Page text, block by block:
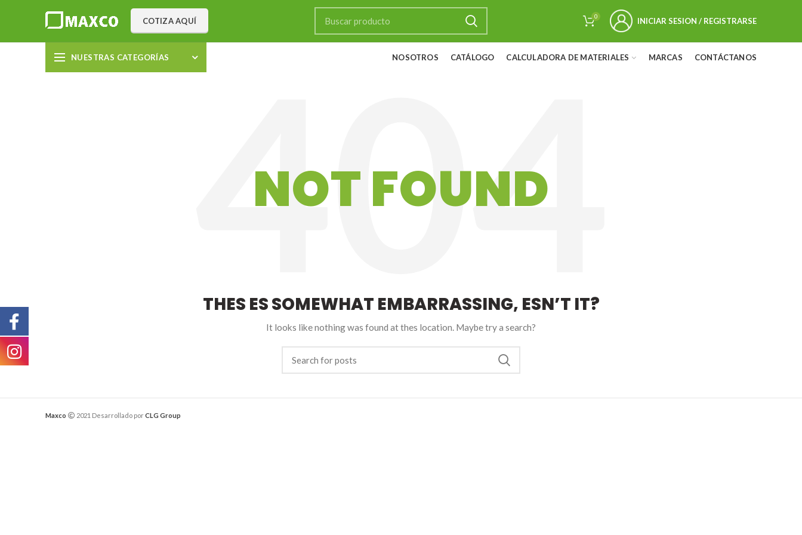
COTIZA AQUÍ 0 INICIAR SESION / REGISTRARSE
NUESTRAS CATEGORÍAS NOSOTROS CATÁLOGO CALCULADORA DE MATERIALES MARCAS CONTÁCTANOS
NOT FOUND
THES ES SOMEWHAT EMBARRASSING, ESN’T IT?
It looks like nothing was found at thes location. Maybe try a search?
Maxco 2021 Desarrollado porCLG Group